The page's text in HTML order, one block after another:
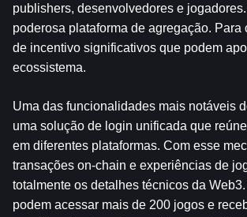
publishers, desenvolvedores e
poderosa plataforma de agregação.
de incentivo significativos que podem
ecossistema.
Uma das funcionalidades mais notáveis
uma solução de login unificada que
em diferentes plataformas. Com esse
transações on-chain e experiências de
totalmente os detalhes técnicos da
podem acessar mais de 200 jogos e